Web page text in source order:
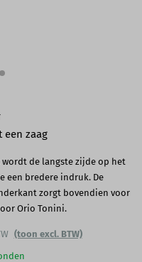
(toon excl. BTW)
een zaag
de langste zijde op het
een bredere indruk. De
zorgt bovendien voor
Orio Tonini.